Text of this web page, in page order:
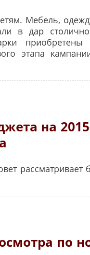
Мебель,
в дар
приобретены
этапа
на
рассматривает
по